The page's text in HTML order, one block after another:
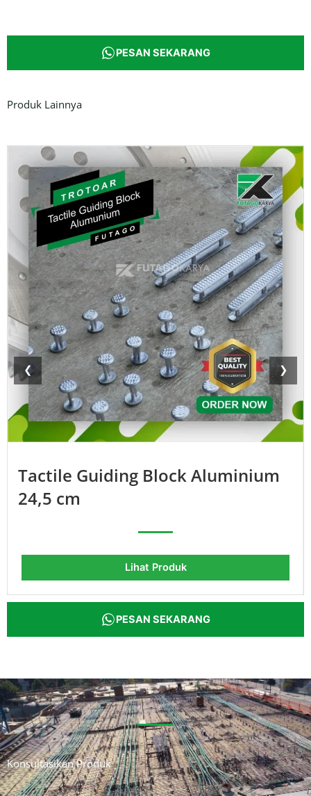
PESAN SEKARANG
Produk Lainnya
❮ ❯
Tactile Guiding Block Aluminium
24,5 cm
Lihat Produk
PESAN SEKARANG
Konsultasikan Produk